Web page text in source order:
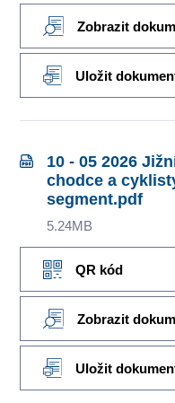
Zobrazit
Uložit
10 - 05 2026
chodce a
segment.pdf
5.24MB
QR kód
Zobrazit
Uložit